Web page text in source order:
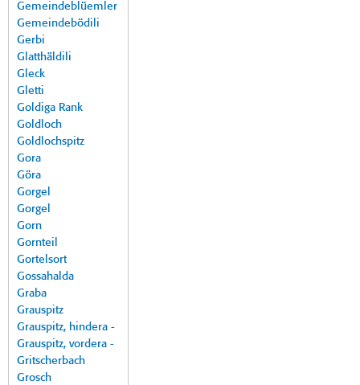
Gemeindeblüemler
Gemeindebödili
Gerbi
Glatthäldili
Gleck
Gletti
Goldiga Rank
Goldloch
Goldlochspitz
Gora
Göra
Gorgel
Gorgel
Gorn
Gornteil
Gortelsort
Gossahalda
Graba
Grauspitz
Grauspitz, hindera -
Grauspitz, vordera -
Gritscherbach
Grosch